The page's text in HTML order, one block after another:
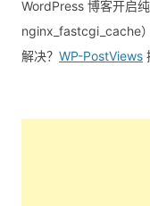
WordPress 博客开启
nginx_fastcgi_cache
解决？ WP-PostViews